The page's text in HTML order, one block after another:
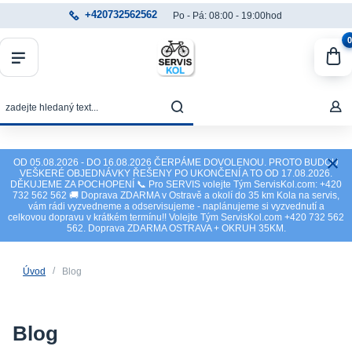
OD 05.08.2026 - DO 16.08.2026 ČERPÁME DOVOLENOU. PROTO BUDOU
VEŠKERÉ OBJEDNÁVKY ŘEŠENY PO UKONČENÍ A TO OD 17.08.2026.
DĚKUJEME ZA POCHOPENÍ 📞 Pro SERVIS volejte Tým ServisKol.com: +420
732 562 562 🚚 Doprava ZDARMA v Ostravě a okolí do 35 km Kola na servis,
vám rádi vyzvedneme a odservisujeme - naplánujeme si vyzvednutí a
celkovou dopravu v krátkém termínu!! Volejte Tým ServisKol.com +420 732 562
562. Doprava ZDARMA OSTRAVA + OKRUH 35KM.
+420732562562 Po - Pá: 08:00 - 19:00hod
0
Úvod Blog
Blog